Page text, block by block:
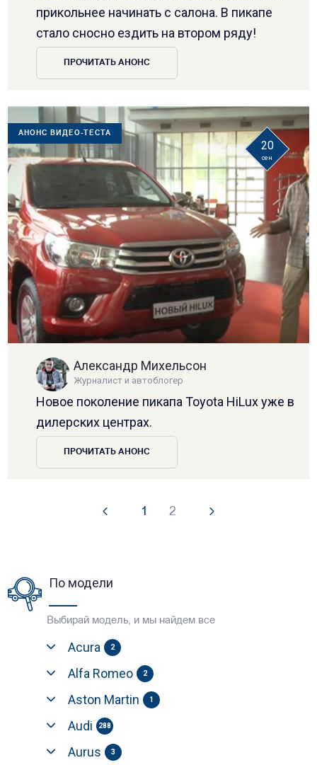
прикольнее начинать с салона. В пикапе
стало сносно ездить на втором ряду!
ПРОЧИТАТЬ АНОНС
АНОНС ВИДЕО-ТЕСТА
20
сен
Александр Михельсон
Журналист и автоблогер
Новое поколение пикапа Toyota HiLux уже в
дилерских центрах.
ПРОЧИТАТЬ АНОНС
1 2
По модели
Выбирай модель, и мы найдем все
Acura 2
Alfa Romeo 2
Aston Martin 1
Audi 288
Aurus 3